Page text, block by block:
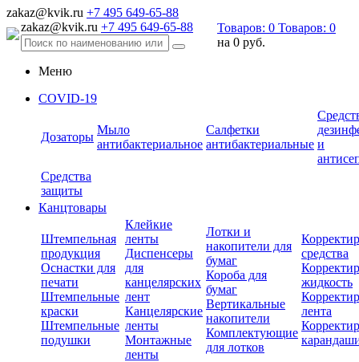
zakaz@kvik.ru +7 495 649-65-88
zakaz@kvik.ru +7 495 649-65-88 Товаров: 0 Товаров: 0
на 0 руб.
Меню
COVID-19
Дозаторы
Мыло
антибактериальное
Салфетки
антибактериальные и
Средства
защиты
Канцтовары
Штемпельная
продукция
Оснастки для
печати
Штемпельные
краски
Штемпельные
подушки
Клейкие
ленты
Диспенсеры
для
канцелярских
лент
Канцелярские
ленты
Монтажные
ленты
Лотки и
накопители для
бумаг
Короба для
бумаг
Вертикальные
накопители
Комплектующие
для лотков
средства
жидкость
лента